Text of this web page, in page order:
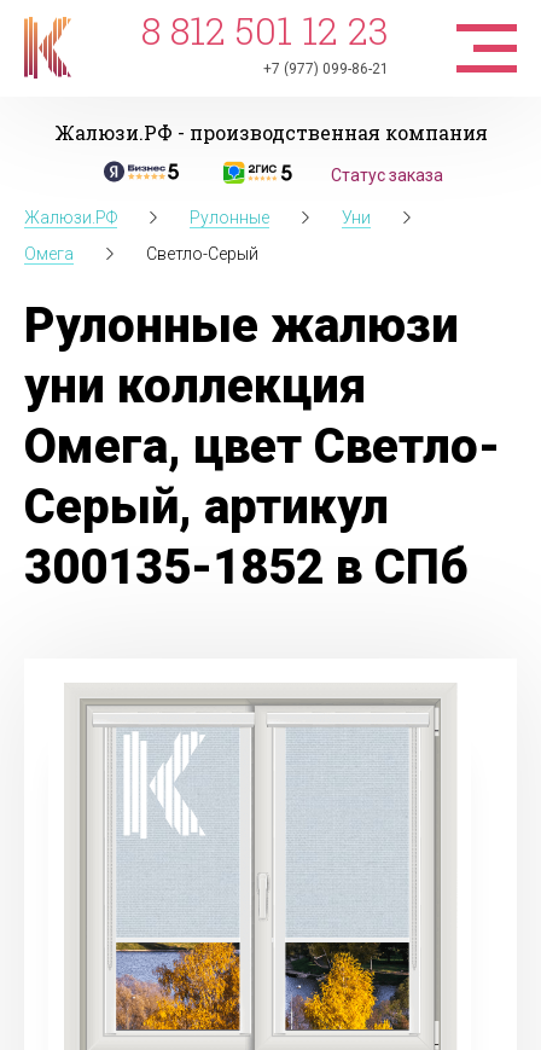
8 812 501 12 23
+7 (977) 099-86-21
Жалюзи.РФ - производственная компания
Статус заказа
Жалюзи.РФ Рулонные
Уни
Омега
Светло-Серый
Рулонные жалюзи
уни коллекция
Омега, цвет Светло-
Серый, артикул
300135-1852 в СПб